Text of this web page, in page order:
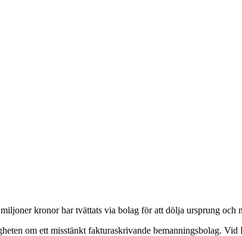
kronor har tvättats via bolag för att dölja ursprung och
om ett misstänkt fakturaskrivande bemanningsbolag.